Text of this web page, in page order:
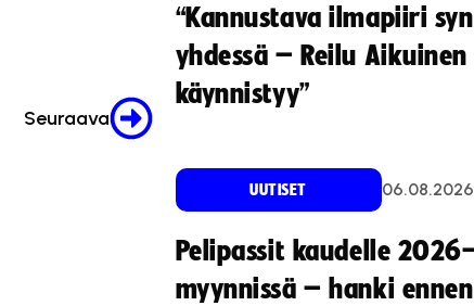
Seuraava
“Kannustava ilmapiiri
yhdessä – Reilu
käynnistyy”
UUTISET 06.08.2026
Pelipassit kaudelle
myynnissä – hanki ennen